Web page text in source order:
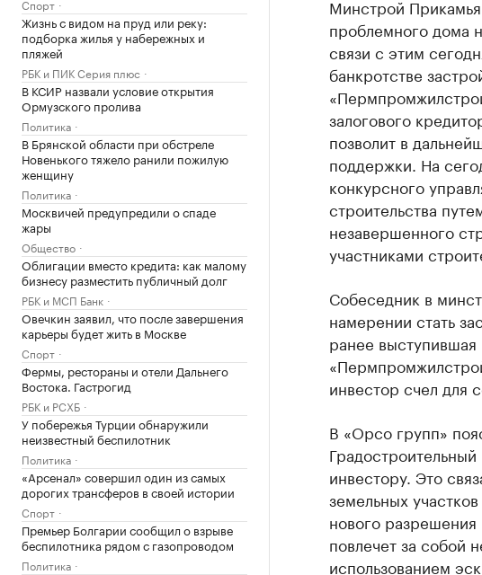
Спорт
Жизнь с видом на пруд или реку:
подборка жилья у набережных и
пляжей
РБК и ПИК Серия плюс
В КСИР назвали условие открытия
Ормузского пролива
Политика
В Брянской области при обстреле
Новенького тяжело ранили пожилую
женщину
Политика
Москвичей предупредили о спаде
жары
Общество
Облигации вместо кредита: как малому
бизнесу разместить публичный долг
РБК и МСП Банк
Овечкин заявил, что после завершения
карьеры будет жить в Москве
Спорт
Фермы, рестораны и отели Дальнего
Востока. Гастрогид
РБК и РСХБ
У побережья Турции обнаружили
неизвестный беспилотник
Политика
«Арсенал» совершил один из самых
дорогих трансферов в своей истории
Спорт
Премьер Болгарии сообщил о взрыве
беспилотника рядом с газопроводом
Политика
Минстрой
проблемного дома
связи с этим
банкротстве
залогового
позволит в
поддержки. На
конкурсного
строительства
незавершенного
участниками
Собеседник в
намерении стать
ранее выступившая
инвестор счел для
В «Орсо групп»
инвестору. Это
земельных
нового
повлечет за собой
использованием